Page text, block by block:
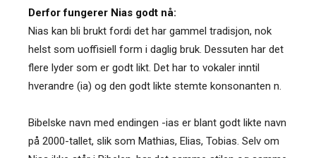
Derfor fungerer Nias godt nå:
Nias kan bli brukt fordi det har gammel tradisjon, nok
helst som uoffisiell form i daglig bruk. Dessuten har det
flere lyder som er godt likt. Det har to vokaler inntil
hverandre (ia) og den godt likte stemte konsonanten n.
Bibelske navn med endingen -ias er blant godt likte navn
på 2000-tallet, slik som Mathias, Elias, Tobias. Selv om